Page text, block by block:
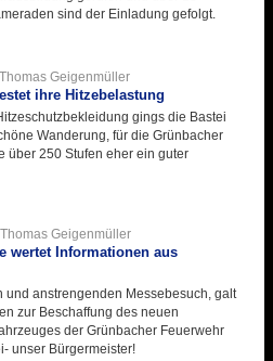
sind der Einladung gefolgt.
Geigenmüller
ihre Hitzebelastung
gings die Bastei
Wanderung, für die Grünbacher
über 250 Stufen eher ein guter
Geigenmüller
wertet Informationen aus
und anstrengenden Messebesuch, galt
zur Beschaffung des neuen
der Grünbacher Feuerwehr
unser Bürgermeister!